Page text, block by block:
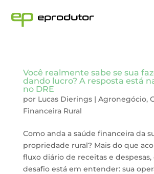
Você realmente sabe se sua
dando lucro? A resposta está
no DRE
por Lucas Dierings| Agronegócio,
Financeira Rural
Como anda a saúde financeira da
propriedade rural? Mais do que
fluxo diário de receitas e
desafio está em entender: sua